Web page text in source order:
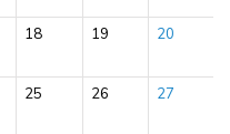
18 19 20
25 26 27